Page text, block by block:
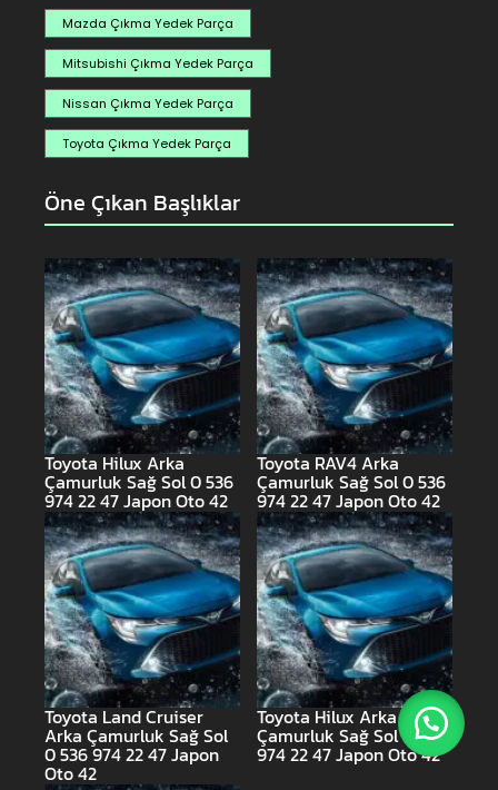
Mazda Çıkma Yedek Parça
Mitsubishi Çıkma Yedek Parça
Nissan Çıkma Yedek Parça
Toyota Çıkma Yedek Parça
Öne Çıkan Başlıklar
Toyota Hilux Arka
Çamurluk Sağ Sol 0 536
974 22 47 Japon Oto 42
Toyota RAV4 Arka
Çamurluk Sağ Sol 0 536
974 22 47 Japon Oto 42
Toyota Land Cruiser
Arka Çamurluk Sağ Sol
0 536 974 22 47 Japon
Oto 42
Toyota Hilux Arka
Çamurluk Sağ Sol 0 536
974 22 47 Japon Oto 42